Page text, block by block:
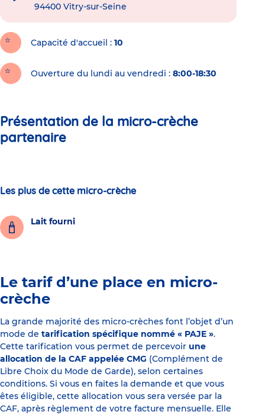
94400 Vitry-sur-Seine
Capacité d'accueil 10
Ouverture du lundi au vendredi : 8:00-18:30
Présentation de la micro-crèche
partenaire
Les plus de cette micro-crèche
Lait fourni
Le tarif d’une place en micro-
crèche
La grande majorité des micro-crèches font l’objet d’un
mode de tarification spécifique nommé « PAJE ».
Cette tarification vous permet de percevoir une
allocation de la CAF appelée CMG (Complément de
Libre Choix du Mode de Garde), selon certaines
conditions. Si vous en faites la demande et que vous
êtes éligible, cette allocation vous sera versée par la
CAF, après règlement de votre facture mensuelle. Elle